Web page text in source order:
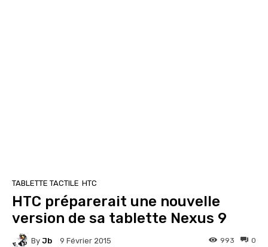
TABLETTE TACTILE HTC
HTC préparerait une nouvelle
version de sa tablette Nexus 9
By Jb 9 Février 2015 0
993